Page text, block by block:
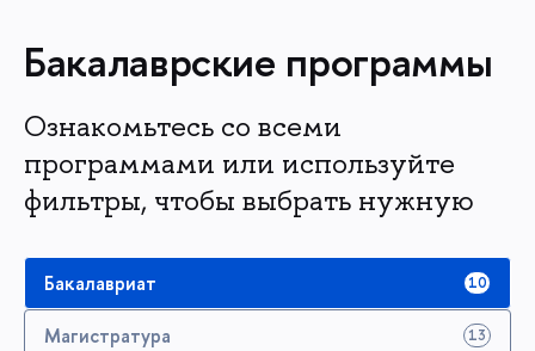
Бакалаврские программы
Ознакомьтесь со всеми
программами или используйте
фильтры, чтобы выбрать нужную
Бакалавриат 10
Магистратура 13